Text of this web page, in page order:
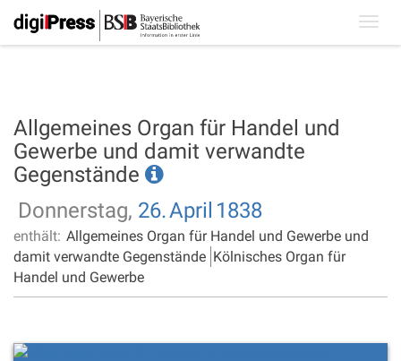
Allgemeines Organ für Handel und
Gewerbe und damit verwandte
Gegenstände
Donnerstag, 26.April 1838
enthält: Allgemeines Organ für Handel und Gewerbe und
damit verwandte Gegenstände Kölnisches Organ für
Handel und Gewerbe